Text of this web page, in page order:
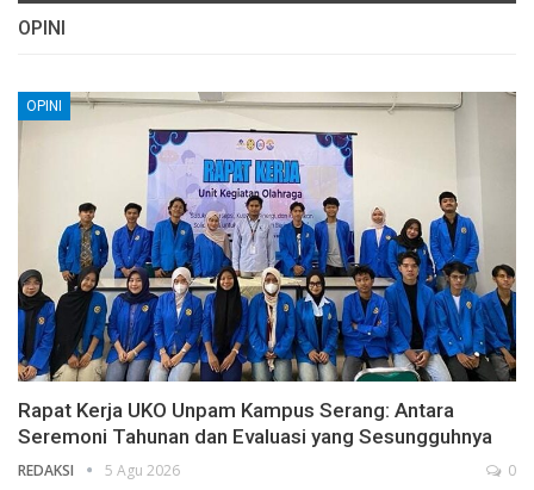
OPINI
OPINI
Rapat Kerja UKO Unpam Kampus Serang: Antara
Seremoni Tahunan dan Evaluasi yang Sesungguhnya
REDAKSI 5 Agu 2026 0